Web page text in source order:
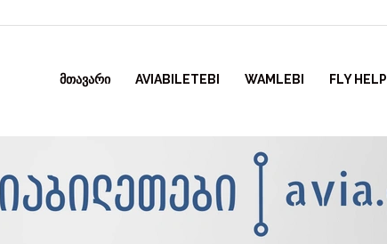
ᲛᲗᲐᲕᲐᲠᲘ AVIABILETEBI WAMLEBI FLY HELP